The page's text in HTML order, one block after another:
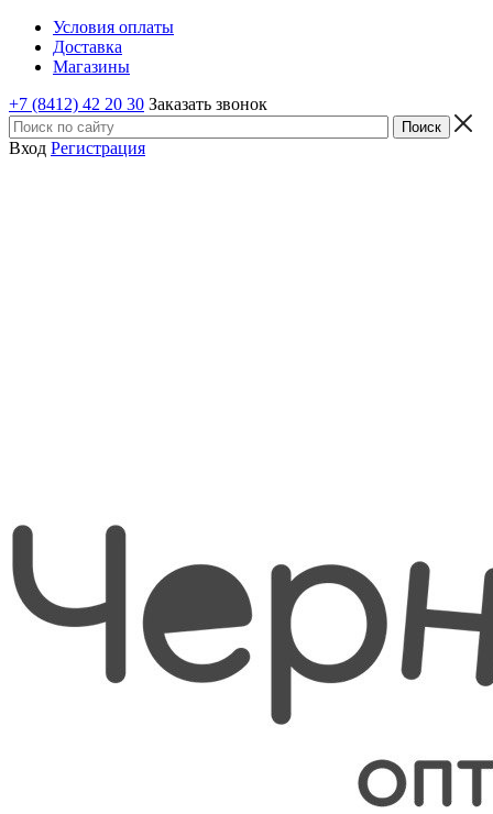
Условия оплаты
Доставка
Магазины
+7 (8412) 42 20 30 Заказать звонок
Вход Регистрация